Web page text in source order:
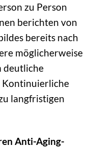
zu Person
berichten von
bereits nach
möglicherweise
deutliche
Kontinuierliche
langfristigen
Anti-Aging-